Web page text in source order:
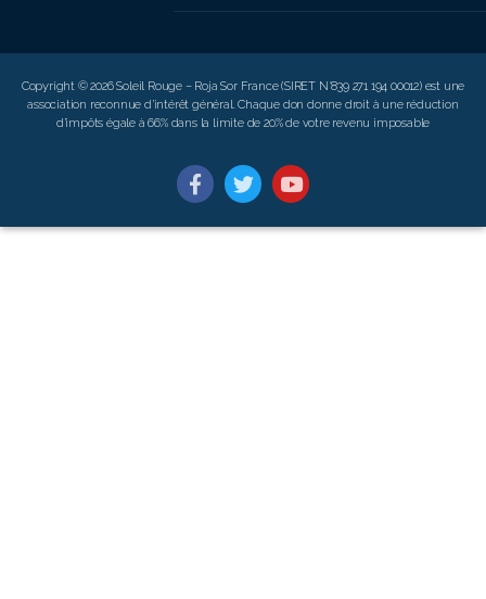
Copyright © 2026 Soleil Rouge – Roja Sor France (SIRET N°839 271 194 00012) est une
association reconnue d’intérêt général. Chaque don donne droit à une réduction
d’impôts égale à 66% dans la limite de 20% de votre revenu imposable